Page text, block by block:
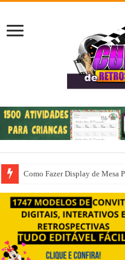
Como Fazer Display de Mesa